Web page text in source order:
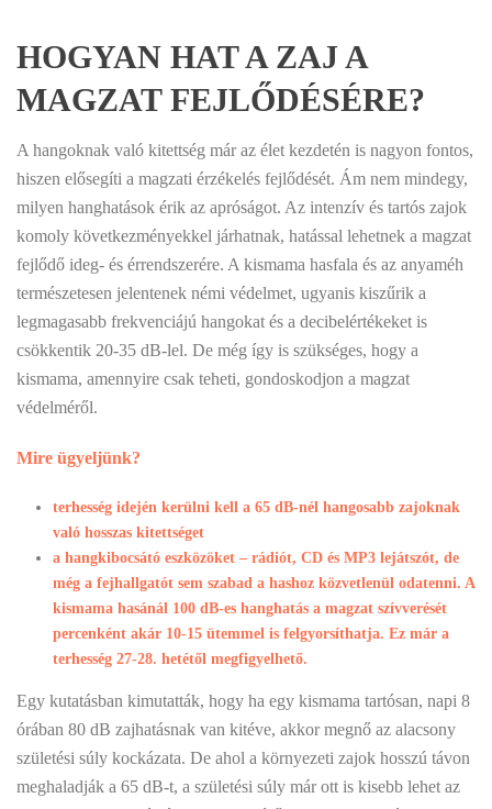
HOGYAN HAT A ZAJ A
MAGZAT FEJLŐDÉSÉRE?
A hangoknak való kitettség már az élet kezdetén is nagyon fontos,
hiszen elősegíti a magzati érzékelés fejlődését. Ám nem mindegy,
milyen hanghatások érik az apróságot. Az intenzív és tartós zajok
komoly következményekkel járhatnak, hatással lehetnek a magzat
fejlődő ideg- és érrendszerére. A kismama hasfala és az anyaméh
természetesen jelentenek némi védelmet, ugyanis kiszűrik a
legmagasabb frekvenciájú hangokat és a decibelértékeket is
csökkentik 20-35 dB-lel. De még így is szükséges, hogy a
kismama, amennyire csak teheti, gondoskodjon a magzat
védelméről.
Mire ügyeljünk?
terhesség idején kerülni kell a 65 dB-nél hangosabb zajoknak
való hosszas kitettséget
a hangkibocsátó eszközöket – rádiót, CD és MP3 lejátszót, de
még a fejhallgatót sem szabad a hashoz közvetlenül odatenni. A
kismama hasánál 100 dB-es hanghatás a magzat szívverését
percenként akár 10-15 ütemmel is felgyorsíthatja. Ez már a
terhesség 27-28. hetétől megfigyelhető.
Egy kutatásban kimutatták, hogy ha egy kismama tartósan, napi 8
órában 80 dB zajhatásnak van kitéve, akkor megnő az alacsony
születési súly kockázata. De ahol a környezeti zajok hosszú távon
meghaladják a 65 dB-t, a születési súly már ott is kisebb lehet az